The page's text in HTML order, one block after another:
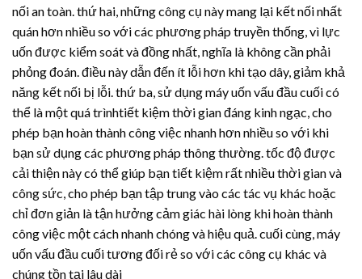
nối an toàn. thứ hai, những công cụ này mang lại kết nối nhất
quán hơn nhiều so với các phương pháp truyền thống, vì lực
uốn được kiểm soát và đồng nhất, nghĩa là không cần phải
phỏng đoán. điều này dẫn đến ít lỗi hơn khi tạo dây, giảm khả
năng kết nối bị lỗi. thứ ba, sử dụng máy uốn vấu đầu cuối có
thể là một quá trìnhtiết kiệm thời gian đáng kinh ngạc, cho
phép bạn hoàn thành công việc nhanh hơn nhiều so với khi
bạn sử dụng các phương pháp thông thường. tốc độ được
cải thiện này có thể giúp bạn tiết kiệm rất nhiều thời gian và
công sức, cho phép bạn tập trung vào các tác vụ khác hoặc
chỉ đơn giản là tận hưởng cảm giác hài lòng khi hoàn thành
công việc một cách nhanh chóng và hiệu quả. cuối cùng, máy
uốn vấu đầu cuối tương đối rẻ so với các công cụ khác và
chúng tồn tại lâu dài